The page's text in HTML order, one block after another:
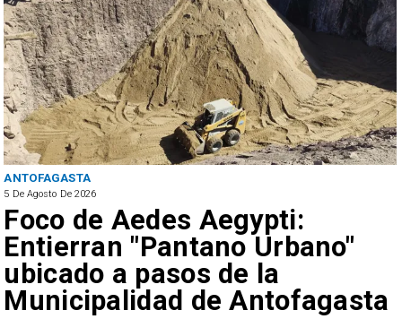
ANTOFAGASTA
5 De Agosto De 2026
Foco de Aedes Aegypti:
Entierran "Pantano Urbano"
ubicado a pasos de la
Municipalidad de Antofagasta